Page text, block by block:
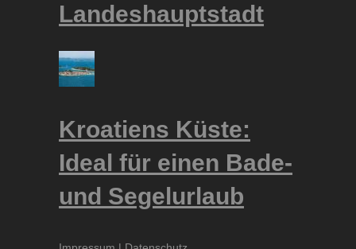
Landeshauptstadt
Kroatiens Küste:
Ideal für einen Bade-
und Segelurlaub